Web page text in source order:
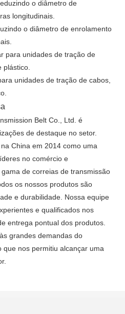
o diâmetro de enrolamento
unidades de tração de cabos,
Belt Co., Ltd. é
de destaque no setor.
China em 2014 como uma
no comércio e
de correias de transmissão
os nossos produtos são
e durabilidade. Nossa equipe
e qualificados nos
entrega pontual dos produtos.
grandes demandas do
que nos permitiu alcançar uma